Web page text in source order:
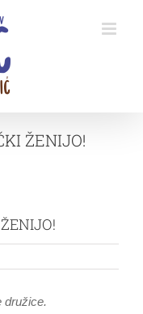
ŽENIJO!
družice.